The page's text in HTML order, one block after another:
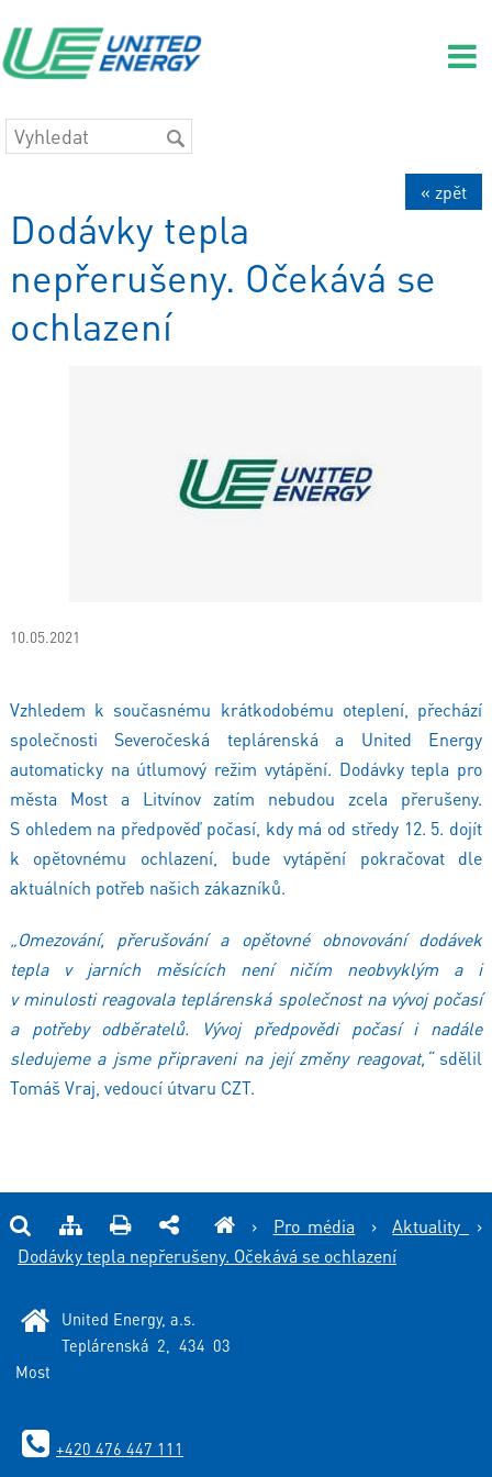
« zpět
Dodávky tepla
nepřerušeny. Očekává se
ochlazení
10.05.2021
Vzhledem k současnému krátkodobému oteplení, přechází
společnosti Severočeská teplárenská a United Energy
automaticky na útlumový režim vytápění. Dodávky tepla pro
města Most a Litvínov zatím nebudou zcela přerušeny.
S ohledem na předpověď počasí, kdy má od středy 12. 5. dojít
k opětovnému ochlazení, bude vytápění pokračovat dle
aktuálních potřeb našich zákazníků.
„Omezování, přerušování a opětovné obnovování dodávek
tepla v jarních měsících není ničím neobvyklým a i
v minulosti reagovala teplárenská společnost na vývoj počasí
a potřeby odběratelů. Vývoj předpovědi počasí i nadále
sledujeme a jsme připraveni na její změny reagovat,“ sdělil
Tomáš Vraj, vedoucí útvaru CZT.
› Pro média › Aktuality
›
Dodávky tepla nepřerušeny. Očekává se ochlazení
United Energy, a.s.
Teplárenská 2, 434 03
Most
+420 476 447 111